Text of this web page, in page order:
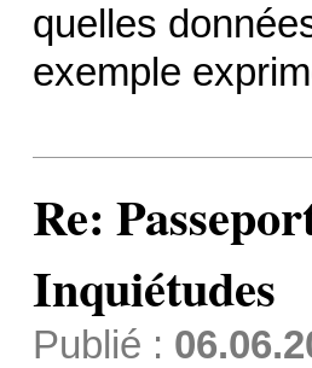
quelles
exemple
Re:
Inquiétudes
Publié :